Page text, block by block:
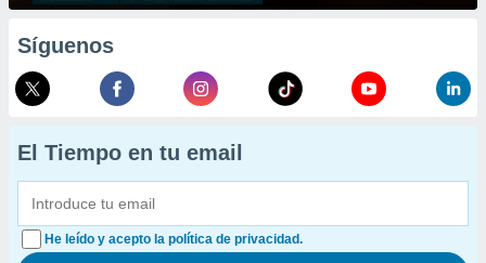
Síguenos
El Tiempo en tu email
He leído y acepto la política de privacidad.